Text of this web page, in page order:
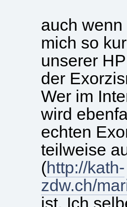
auch
mich so
unserer
der
Wer im
wird
echten
teilweise
(http://kath-
zdw.ch/
ist. Ich